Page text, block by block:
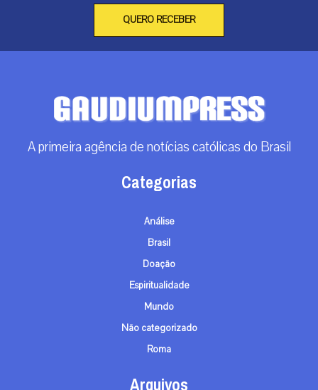
QUERO RECEBER
A primeira agência de notícias católicas do Brasil
Categorias
Análise
Brasil
Doação
Espiritualidade
Mundo
Não categorizado
Roma